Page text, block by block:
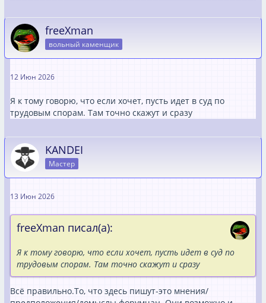
freeXman
вольный каменщик
12 Июн 2026
Я к тому говорю, что если хочет, пусть идет в суд по
трудовым спорам. Там точно скажут и сразу
KANDEI
Мастер
13 Июн 2026
freeXman писал(а):
Я к тому говорю, что если хочет, пусть идет в суд по
трудовым спорам. Там точно скажут и сразу
Всё правильно.То, что здесь пишут-это мнения/